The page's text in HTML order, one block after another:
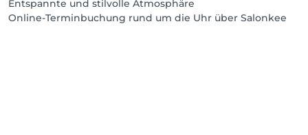
Entspannte und stilvolle Atmosphäre
Online-Terminbuchung rund um die Uhr über Salonkee